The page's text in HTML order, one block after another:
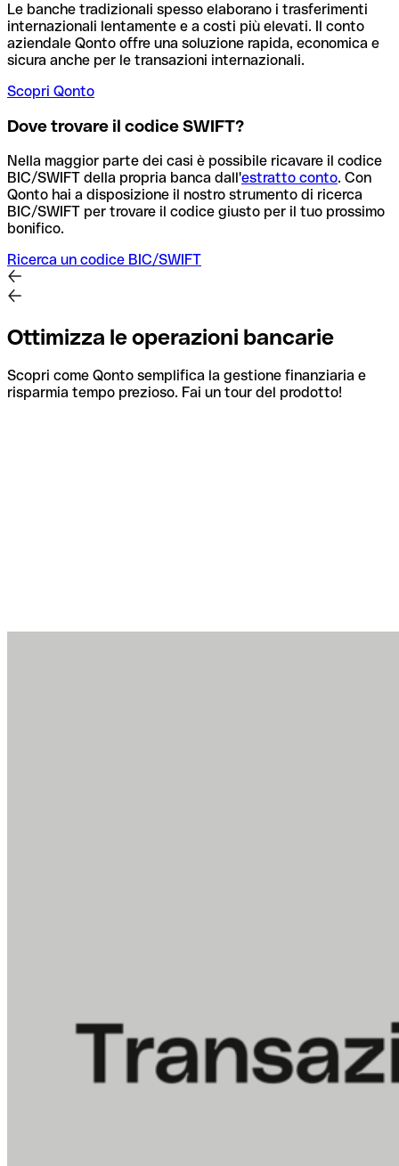
Le banche tradizionali spesso elaborano i trasferimenti
internazionali lentamente e a costi più elevati. Il conto
aziendale Qonto offre una soluzione rapida, economica e
sicura anche per le transazioni internazionali.
Scopri Qonto
Dove trovare il codice SWIFT?
Nella maggior parte dei casi è possibile ricavare il codice
BIC/SWIFT della propria banca dall'estratto conto. Con
Qonto hai a disposizione il nostro strumento di ricerca
BIC/SWIFT per trovare il codice giusto per il tuo prossimo
bonifico.
Ricerca un codice BIC/SWIFT
Ottimizza le operazioni bancarie
Scopri come Qonto semplifica la gestione finanziaria e
risparmia tempo prezioso. Fai un tour del prodotto!